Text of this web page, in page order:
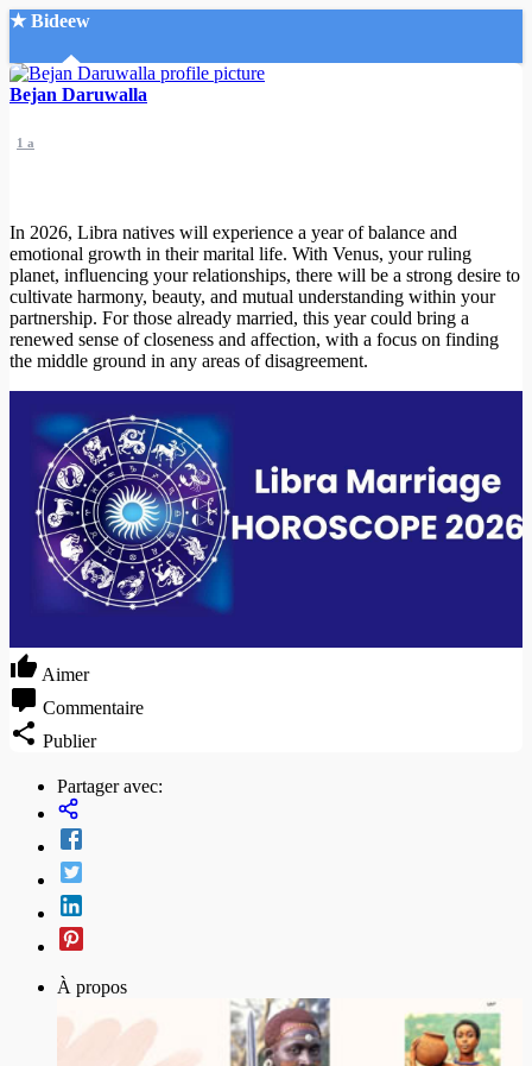
★ Bideew
Accueil
Recherche Avancée
Mon compte
Connexion
Créer un compte
Mode nuit
Bejan Daruwalla
1 a
In 2026, Libra natives will experience a year of balance and
emotional growth in their marital life. With Venus, your ruling
planet, influencing your relationships, there will be a strong desire to
cultivate harmony, beauty, and mutual understanding within your
partnership. For those already married, this year could bring a
renewed sense of closeness and affection, with a focus on finding
the middle ground in any areas of disagreement.
Aimer
Commentaire
Publier
Partager avec:
À propos